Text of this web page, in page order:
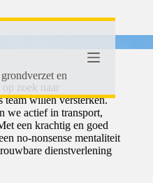
en
zoek naar
team willen versterken.
we actief in transport,
een krachtig en goed
no-nonsense mentaliteit
dienstverlening